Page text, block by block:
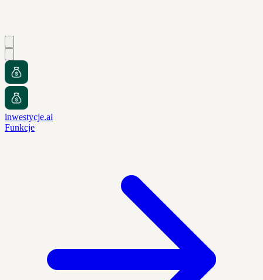
inwestycje.ai
Funkcje